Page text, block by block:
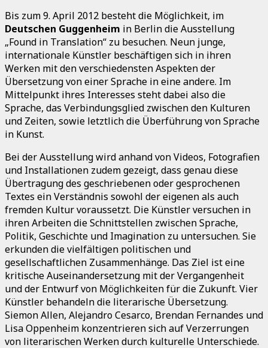
Bis zum 9. April 2012 besteht die Möglichkeit, im
Deutschen Guggenheim in Berlin die Ausstellung
„Found in Translation“ zu besuchen. Neun junge,
internationale Künstler beschäftigen sich in ihren
Werken mit den verschiedensten Aspekten der
Übersetzung von einer Sprache in eine andere. Im
Mittelpunkt ihres Interesses steht dabei also die
Sprache, das Verbindungsglied zwischen den Kulturen
und Zeiten, sowie letztlich die Überführung von Sprache
in Kunst.
Bei der Ausstellung wird anhand von Videos, Fotografien
und Installationen zudem gezeigt, dass genau diese
Übertragung des geschriebenen oder gesprochenen
Textes ein Verständnis sowohl der eigenen als auch
fremden Kultur voraussetzt. Die Künstler versuchen in
ihren Arbeiten die Schnittstellen zwischen Sprache,
Politik, Geschichte und Imagination zu untersuchen. Sie
erkunden die vielfältigen politischen und
gesellschaftlichen Zusammenhänge. Das Ziel ist eine
kritische Auseinandersetzung mit der Vergangenheit
und der Entwurf von Möglichkeiten für die Zukunft. Vier
Künstler behandeln die literarische Übersetzung.
Siemon Allen, Alejandro Cesarco, Brendan Fernandes und
Lisa Oppenheim konzentrieren sich auf Verzerrungen
von literarischen Werken durch kulturelle Unterschiede.